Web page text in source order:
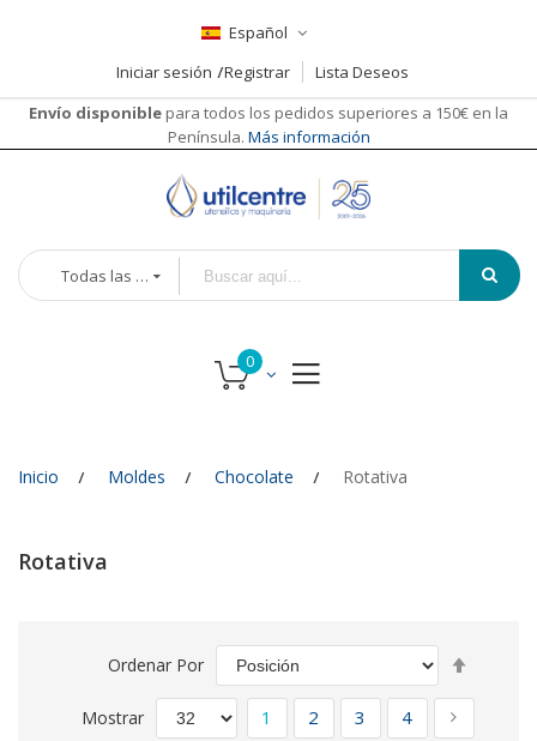
Español
Iniciar sesión
Registrar
Lista Deseos
Envío disponible para todos los pedidos superiores a 150€ en la
Península. Más información
Todas las categorías
Inicio Moldes Chocolate Rotativa
Rotativa
Ordenar Por
Mostrar
Página
Actualmente estás leyendo
1 Página
2 Página
3 Página
4 Página
Siguiente